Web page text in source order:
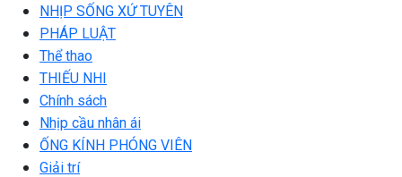
NHỊP SỐNG XỨ TUYÊN
PHÁP LUẬT
Thể thao
THIẾU NHI
Chính sách
Nhịp cầu nhân ái
ỐNG KÍNH PHÓNG VIÊN
Giải trí